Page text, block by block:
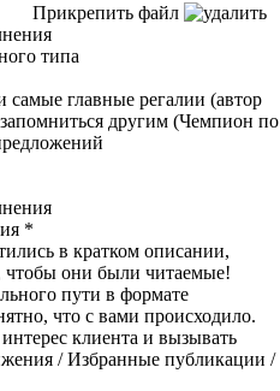
Прикрепить файл
типа
главные регалии (автор
другим (Чемпион по
*
в кратком описании,
чтобы они были читаемые!
пути в формате
что с вами происходило.
клиента и вызывать
/ Избранные публикации /